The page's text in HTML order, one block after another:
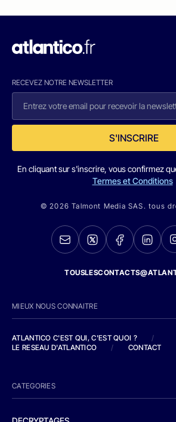
RECEVEZ NOTRE NEWSLETTER
S'INSCRIRE
En cliquant sur s'inscrire, vous confirmez
Termes et Conditions
© 2026 Talmont Media SAS. tous
MIEUX NOUS CONNAITRE
ATLANTICO C'EST QUI, C'EST QUOI ?
/
LE RESEAU D'ATLANTICO
/ CONTACT
CATEGORIES